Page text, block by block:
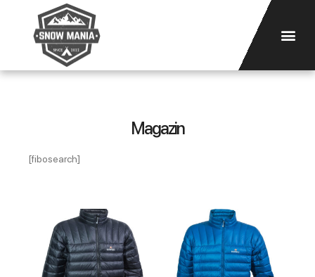
Magazin
[fibosearch]